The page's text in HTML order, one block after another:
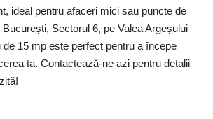
ideal pentru afaceri mici sau puncte de
Sectorul 6, pe Valea Argeșului
de 15 mp este perfect pentru a începe
ta. Contactează-ne azi pentru detalii